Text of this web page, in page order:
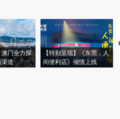
门全力探
渠道
【特别呈现】《东莞，人
间便利店》倾情上线